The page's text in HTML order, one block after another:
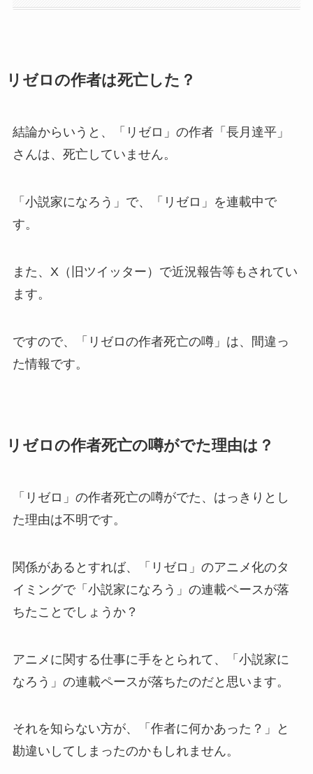
リゼロの作者は死亡した？
結論からいうと、「リゼロ」の作者「長月達平」
さんは、死亡していません。
「小説家になろう」で、「リゼロ」を連載中で
す。
また、X（旧ツイッター）で近況報告等もされてい
ます。
ですので、「リゼロの作者死亡の噂」は、間違っ
た情報です。
リゼロの作者死亡の噂がでた理由は？
「リゼロ」の作者死亡の噂がでた、はっきりとし
た理由は不明です。
関係があるとすれば、「リゼロ」のアニメ化のタ
イミングで「小説家になろう」の連載ペースが落
ちた ことでしょうか？
アニメに関する仕事に手をとられて、「小説家に
なろう」の連載ペースが落ちたのだと思います。
それを知らない方が、「 作者に何かあった？ 」と
勘違いしてしまったのかもしれません。